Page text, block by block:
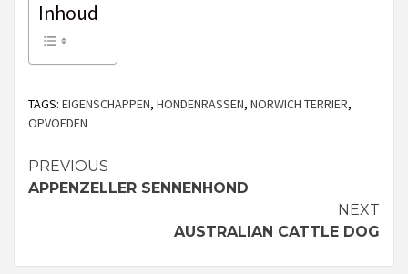
Inhoud
TAGS: EIGENSCHAPPEN, HONDENRASSEN, NORWICH TERRIER,
OPVOEDEN
Continue
PREVIOUS
APPENZELLER SENNENHOND
NEXT
AUSTRALIAN CATTLE DOG